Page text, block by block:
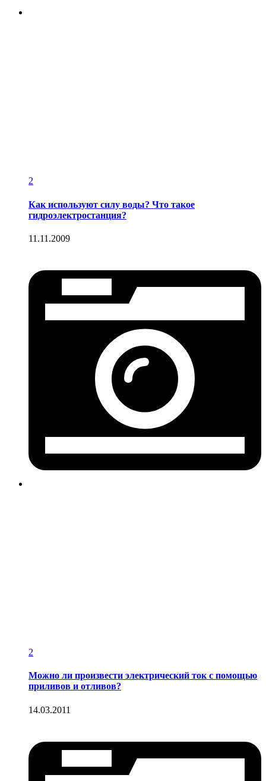
2
Как используют силу воды? Что такое
гидроэлектростанция?
11.11.2009
2
Можно ли произвести электрический ток с помощью
приливов и отливов?
14.03.2011